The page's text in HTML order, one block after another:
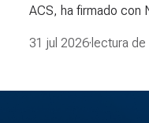
ACS, ha firmado con
para desarrollar la
31 jul 2026· lectura de